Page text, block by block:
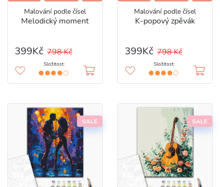
Malování podle čísel
Melodický moment
399Kč 798 Kč
Složitost:
Malování podle čísel
K-popový zpěvák
399Kč 798 Kč
Složitost:
SALE SALE